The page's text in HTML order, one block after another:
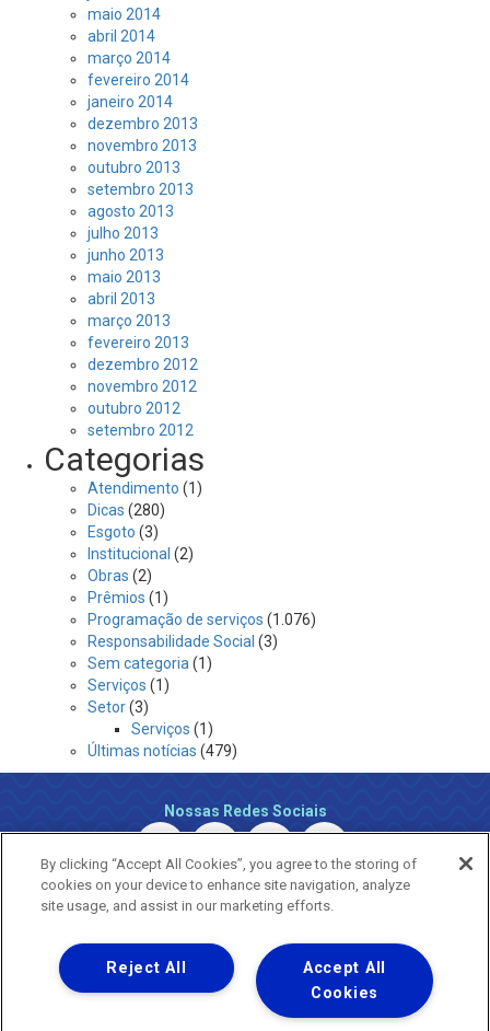
maio 2014
abril 2014
março 2014
fevereiro 2014
janeiro 2014
dezembro 2013
novembro 2013
outubro 2013
setembro 2013
agosto 2013
julho 2013
junho 2013
maio 2013
abril 2013
março 2013
fevereiro 2013
dezembro 2012
novembro 2012
outubro 2012
setembro 2012
Categorias
Atendimento (1)
Dicas (280)
Esgoto (3)
Institucional (2)
Obras (2)
Prêmios (1)
Programação de serviços (1.076)
Responsabilidade Social (3)
Sem categoria (1)
Serviços (1)
Setor(3)
Serviços (1)
Últimas notícias (479)
Nossas Redes Sociais
Uma empresa
Copyright ® 2026 - Todos os Direitos Reservados.
Nossa natureza movimenta a vida
By clicking “Accept All Cookies”, you agree to the storing of
cookies on your device to enhance site navigation, analyze
site usage, and assist in our marketing efforts.
Accept All
Cookies
Reject All